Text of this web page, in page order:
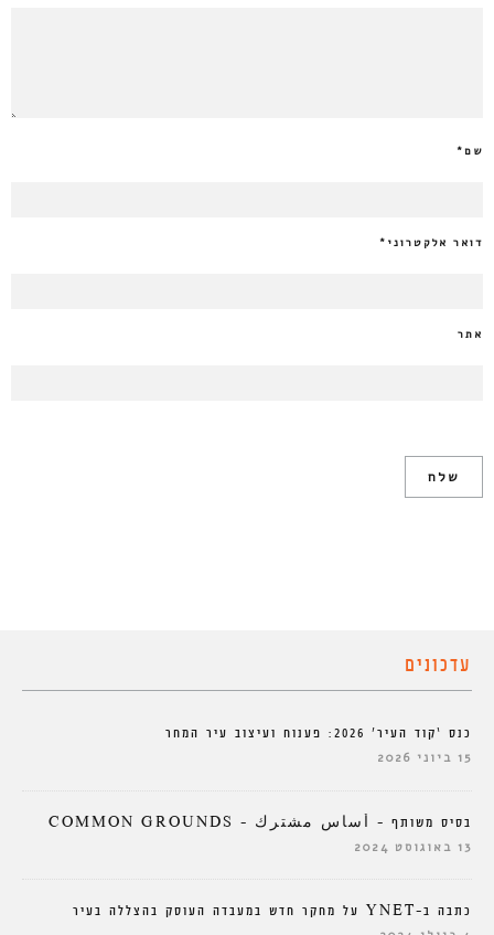
שם*
דואר אלקטרוני *
אתר
עדכונים
כנס ‘קוד העיר’ 2026: פענוח ועיצוב עיר המחר
15 ביוני 2026
בסיס משותף – أساس مشترك – COMMON GROUNDS
13 באוגוסט 2024
כתבה ב-YNET על מחקר חדש במעבדה העוסק בהצללה בעיר